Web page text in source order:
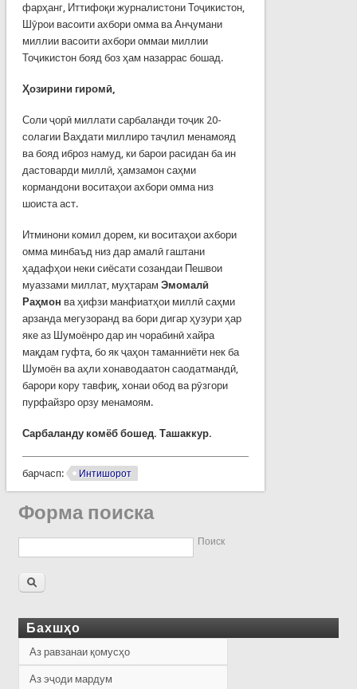
фарҳанг, Иттифоқи журналистони Тоҷикистон,
Шӯрои васоити ахбори омма ва Анҷумани
миллии васоити ахбори оммаи миллии
Тоҷикистон бояд боз ҳам назаррас бошад.
Ҳозирини гиромӣ,
Соли ҷорӣ миллати сарбаланди тоҷик 20-
солагии Ваҳдати миллиро таҷлил менамояд
ва бояд иброз намуд, ки барои расидан ба ин
дастоварди миллӣ, ҳамзамон саҳми
кормандони воситаҳои ахбори омма низ
шоиста аст.
Итминони комил дорем, ки воситаҳои ахбори
омма минбаъд низ дар амалӣ гаштани
ҳадафҳои неки сиёсати созандаи Пешвои
муаззами миллат, муҳтарам Эмомалӣ
Раҳмон ва ҳифзи манфиатҳои миллӣ саҳми
арзанда мегузоранд ва бори дигар ҳузури ҳар
яке аз Шумоёнро дар ин чорабинӣ хайра
мақдам гуфта, бо як ҷаҳон таманниёти нек ба
Шумоён ва аҳли хонаводаатон саодатмандӣ,
барори кору тавфиқ, хонаи обод ва рӯзгори
пурфайзро орзу менамоям.
Сарбаланду комёб бошед. Ташаккур.
барчасп: Интишорот
Форма поиска
Поиск
Бахшҳо
Аз равзанаи қомусҳо
Аз эҷоди мардум